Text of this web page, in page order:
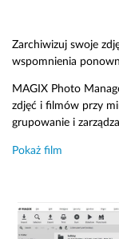
Zarchiwizuj swoje
wspomnienia
MAGIX Photo
zdjęć i filmów przy
grupowanie i
Pokaż film